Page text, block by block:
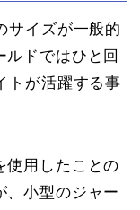
サイズが一般的
ドではひと回
トが活躍する事
使用したことの
、小型のジャー